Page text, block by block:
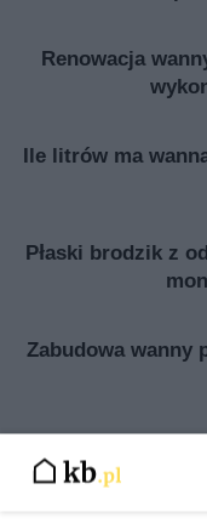
Renowacja
Ile litrów ma
Płaski brodzik z
Zabudowa wanny